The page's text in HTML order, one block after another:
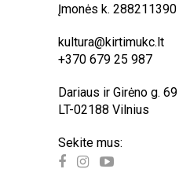
Įmonės k. 288211390
kultura@kirtimukc.lt
+370 679 25 987
Dariaus ir Girėno g. 69
LT-02188 Vilnius
Sekite mus: